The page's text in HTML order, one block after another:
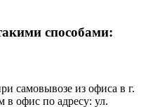
способами:
самовывозе из офиса в г.
в офис по адресу: ул.